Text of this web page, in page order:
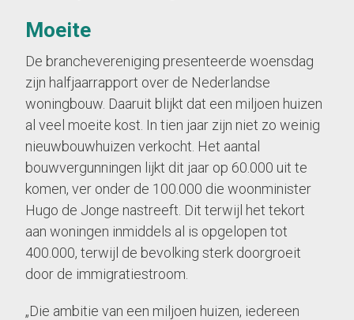
Moeite
De branchevereniging presenteerde woensdag
zijn halfjaarrapport over de Nederlandse
woningbouw. Daaruit blijkt dat een miljoen huizen
al veel moeite kost. In tien jaar zijn niet zo weinig
nieuwbouwhuizen verkocht. Het aantal
bouwvergunningen lijkt dit jaar op 60.000 uit te
komen, ver onder de 100.000 die woonminister
Hugo de Jonge nastreeft. Dit terwijl het tekort
aan woningen inmiddels al is opgelopen tot
400.000, terwijl de bevolking sterk doorgroeit
door de immigratiestroom.
„Die ambitie van een miljoen huizen, iedereen